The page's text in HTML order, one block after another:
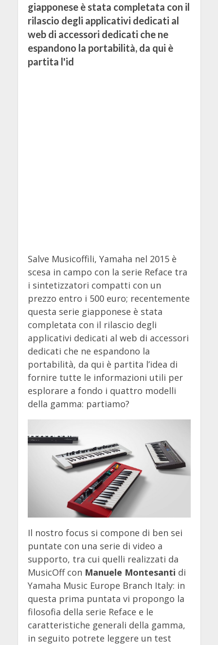
giapponese è stata completata con il
rilascio degli applicativi dedicati al
web di accessori dedicati che ne
espandono la portabilità, da qui è
partita l'id
Salve Musicoffili, Yamaha nel 2015 è
scesa in campo con la serie Reface tra
i sintetizzatori compatti con un
prezzo entro i 500 euro; recentemente
questa serie giapponese è stata
completata con il rilascio degli
applicativi dedicati al web di accessori
dedicati che ne espandono la
portabilità, da qui è partita l’idea di
fornire tutte le informazioni utili per
esplorare a fondo i quattro modelli
della gamma: partiamo?
Il nostro focus si compone di ben sei
puntate con una serie di video a
supporto, tra cui quelli realizzati da
MusicOff con Manuele Montesanti di
Yamaha Music Europe Branch Italy: in
questa prima puntata vi propongo la
filosofia della serie Reface e le
caratteristiche generali della gamma,
in seguito potrete leggere un test